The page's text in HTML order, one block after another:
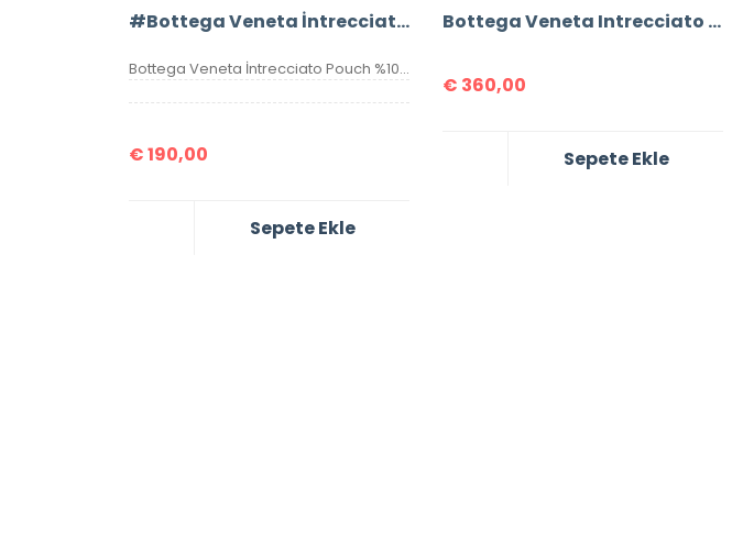
#Bottega Veneta İntrecciato Pouch
Bottega Veneta İntrecciato Pouch %100 Hakiki Deri Clutch. Malzemesi el örgüsü, hakiki kuzu derisidir. Ölçüsü 20×15 cm dir. Kutulu, toz torbalı, sertifikalıdır.
€190,00
Sepete Ekle
Bottega Veneta Intrecciato Backpack
€ 360,00
Sepete Ekle